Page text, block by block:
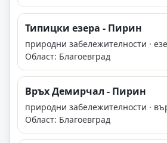
Типицки езера - Пирин
природни забележителности ·
Област: Благоевград
Връх Демирчал - Пирин
природни забележителности ·
Област: Благоевград